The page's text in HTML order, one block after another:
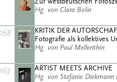
Hg. von Clara Bolin
168
KRITIK DER
Fotografie als kollektives
Hg. von Paul Mellenthin
167
ARTIST MEETS ARCHIVE
Hg. von Stefanie Diekmann